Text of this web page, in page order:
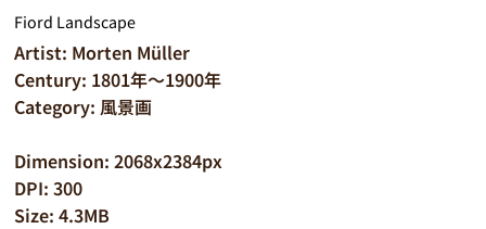
Fiord Landscape
Artist: Morten Müller
Century: 1801年～1900年
Category: 風景画
Dimension: 2068x2384px
DPI: 300
Size: 4.3MB